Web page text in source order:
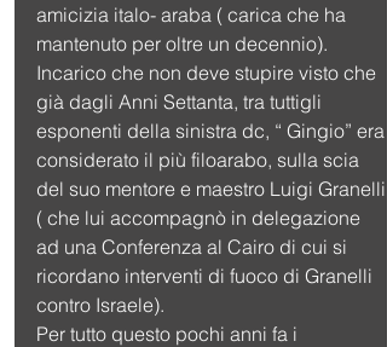
amicizia italo- araba ( carica che ha
mantenuto per oltre un decennio).
Incarico che non deve stupire visto che
già dagli Anni Settanta, tra tuttigli
esponenti della sinistra dc, “ Gingio” era
considerato il più filoarabo, sulla scia
del suo mentore e maestro Luigi Granelli
( che lui accompagnò in delegazione
ad una Conferenza al Cairo di cui si
ricordano interventi di fuoco di Granelli
contro Israele).
Per tutto questo pochi anni fa i